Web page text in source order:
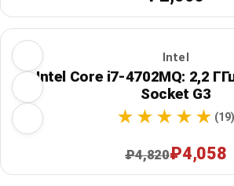
Intel
Intel Core i7-4702MQ: 2,2
Socket G3
(19)
₽4,820₽4,058